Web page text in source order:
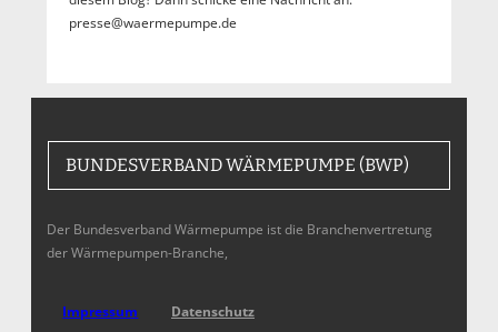
presse@waermepumpe.de
BUNDESVERBAND WÄRMEPUMPE (BWP)
Der Bundesverband Wärmepumpe ist die Branchenvertretung
der Wärmepumpen-Branche,
Impressum Datenschutz